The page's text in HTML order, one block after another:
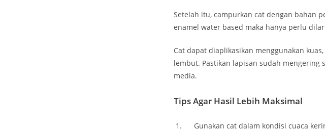
Setelah itu, campurkan cat dengan bahan
enamel water based maka hanya perlu
Cat dapat diaplikasikan menggunakan
lembut. Pastikan lapisan sudah
media.
Tips Agar Hasil Lebih Maksimal
Gunakan cat dalam kondisi cuaca